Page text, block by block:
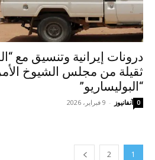
درونات إيرانية وتنسيق مع
ثقيلة من مجلس الشيوخ
“البوليساريو”
آنفانيوز - 9 فبراير، 2026 0
1
2